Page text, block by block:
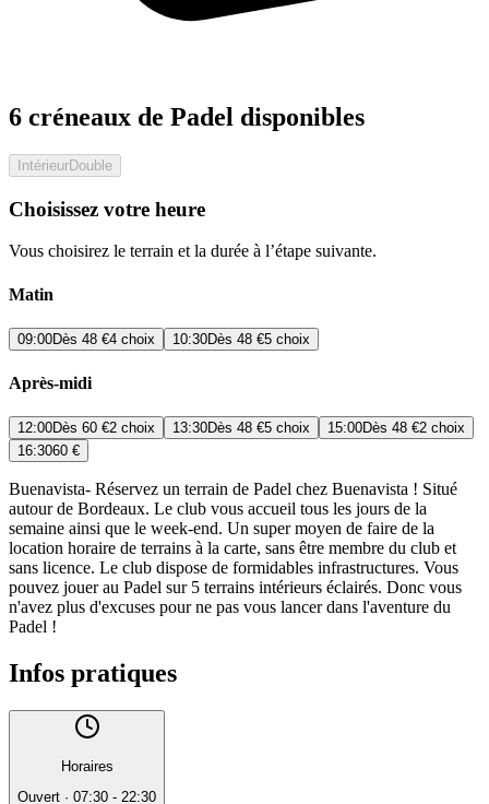
6 créneaux de Padel disponibles
IntérieurDouble
Choisissez votre heure
Vous choisirez le terrain et la durée à l’étape suivante.
Matin
09:00Dès 48 €4 choix 10:30Dès 48 €5 choix
Après-midi
12:00Dès 60 €2 choix 13:30Dès 48 €5 choix 15:00Dès 48 €2 choix
16:3060 €
Buenavista- Réservez un terrain de Padel chez Buenavista ! Situé
autour de Bordeaux. Le club vous accueil tous les jours de la
semaine ainsi que le week-end. Un super moyen de faire de la
location horaire de terrains à la carte, sans être membre du club et
sans licence. Le club dispose de formidables infrastructures. Vous
pouvez jouer au Padel sur 5 terrains intérieurs éclairés. Donc vous
n'avez plus d'excuses pour ne pas vous lancer dans l'aventure du
Padel !
Infos pratiques
Horaires
Ouvert · 07:30 - 22:30